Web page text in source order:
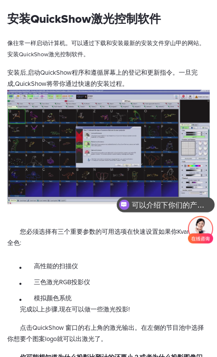
安装QuickShow激光控制软件
像往常一样启动计算机。 可以通过下载和安装最新的安装文件穿山甲的网站。
安装QuickShow激光控制软件。
安装后,启动QuickShow程序和遵循屏幕上的登记和更新指令。一旦完
成,QuickShow将带你通过快速的安装过程。
您必须选择有三个重要参数的可用选项在快速设置如果你Kvant激光
全色:
高性能的扫描仪
三色激光RGB投影仪
模拟颜色系统
完成以上步骤,现在可以做一些激光投影!
点击QuickShow 窗口的右上角的激光输出。在左侧的节目池中选择
你想要个图案logo就可以出激光了。
可以介绍下你们的产品么？